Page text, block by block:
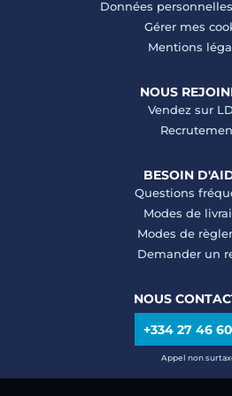
Données personnelles
Gérer mes
Mentions
NOUS
Vendez sur
BESOIN
Questions
Modes de
Modes de
Demander un
NOUS
+334 27 46
Appel non